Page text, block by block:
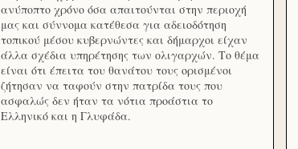
ανύποπτο χρόνο όσα απαιτούνται στην περιοχή
μας και σύννομα κατέθεσα για αδειοδότηση
τοπικού μέσου κυβερνώντες και δήμαρχοι είχαν
άλλα σχέδια υπηρέτησης των ολιγαρχών. Το θέμα
είναι ότι έπειτα του θανάτου τους ορισμένοι
ζήτησαν να ταφούν στην πατρίδα τους που
ασφαλώς δεν ήταν τα νότια προάστια το
Ελληνικό και η Γλυφάδα.